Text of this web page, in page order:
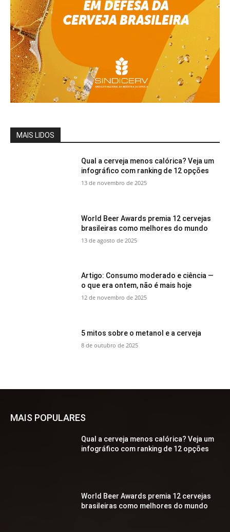
MAIS LIDOS
Qual a cerveja menos calórica? Veja um
infográfico com ranking de 12 opções
13 de novembro de 2025
World Beer Awards premia 12 cervejas
brasileiras como melhores do mundo
13 de agosto de 2025
Artigo: Consumo moderado e ciência —
o que era ontem, não é mais hoje
12 de novembro de 2025
5 mitos sobre o metanol e a cerveja
8 de outubro de 2025
MAIS POPULARES
Qual a cerveja menos calórica? Veja um
infográfico com ranking de 12 opções
World Beer Awards premia 12 cervejas
brasileiras como melhores do mundo